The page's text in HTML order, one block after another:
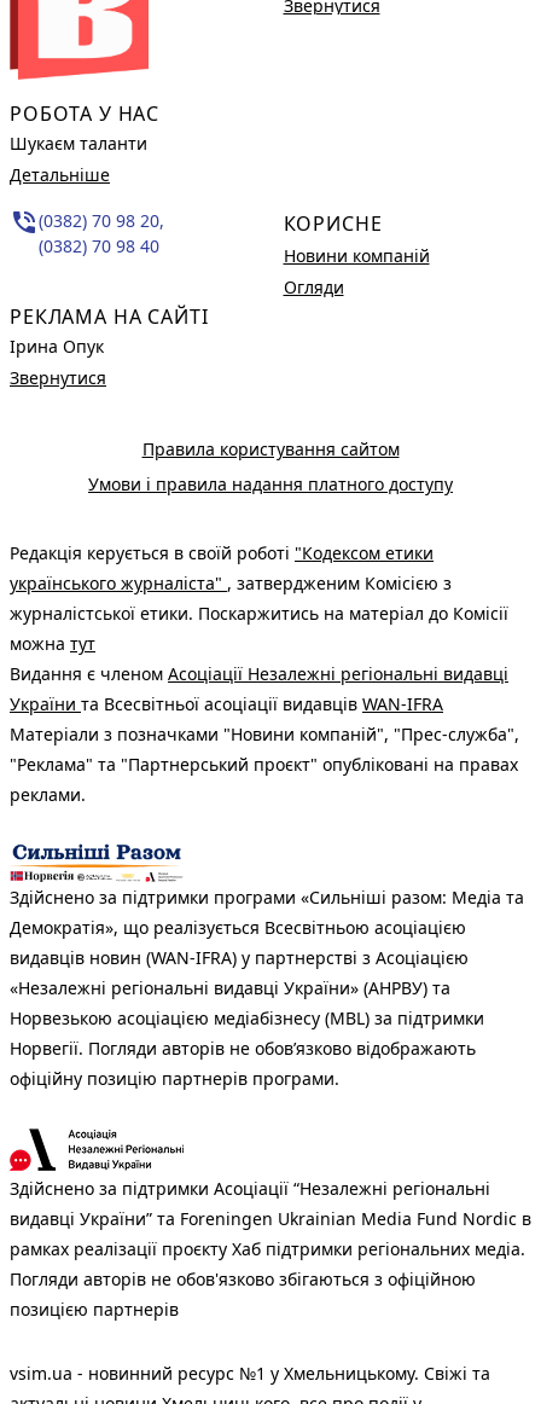
РОБОТА У НАС
Шукаєм таланти
Детальніше
phone_in_talk(0382) 70 98 20,
(0382) 70 98 40
РЕКЛАМА НА САЙТІ
Ірина Опук
Звернутися
Звернутися
КОРИСНЕ
Новини компаній
Огляди
Правила користування сайтом
Умови і правила надання платного доступу
Редакція керується в своїй роботі "Кодексом етики
українського журналіста" , затвердженим Комісією з
журналістської етики. Поскаржитись на матеріал до Комісії
можна тут
Видання є членом Асоціації Незалежні регіональні видавці
України та Всесвітньої асоціації видавців WAN-IFRA
Матеріали з позначками "Новини компаній", "Прес-служба",
"Реклама" та "Партнерський проєкт" опубліковані на правах
реклами.
Здійснено за підтримки програми «Сильніші разом: Медіа та
Демократія», що реалізується Всесвітньою асоціацією
видавців новин (WAN-IFRA) у партнерстві з Асоціацією
«Незалежні регіональні видавці України» (АНРВУ) та
Норвезькою асоціацією медіабізнесу (MBL) за підтримки
Норвегії. Погляди авторів не обов’язково відображають
офіційну позицію партнерів програми.
Здійснено за підтримки Асоціації “Незалежні регіональні
видавці України” та Foreningen Ukrainian Media Fund Nordic в
рамках реалізації проєкту Хаб підтримки регіональних медіа.
Погляди авторів не обов'язково збігаються з офіційною
позицією партнерів
vsim.ua - новинний ресурс №1 у Хмельницькому. Свіжі та